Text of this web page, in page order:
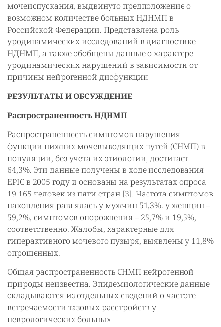
мочеиспускания, выдвинуто предположение о
возможном количестве больных НДНМП в
Российской Федерации. Представлена роль
уродинамических исследований в диагностике
НДНМП, а также обобщены данные о характере
уродинамических нарушений в зависимости от
причины нейрогенной дисфункции
РЕЗУЛЬТАТЫ И ОБСУЖДЕНИЕ
Распространенность НДНМП
Распространенность симптомов нарушения
функции нижних мочевыводящих путей (СНМП) в
популяции, без учета их этиологии, достигает
64,3%. Эти данные получены в ходе исследования
EPIC в 2005 году и основаны на результатах опроса
19 165 человек из пяти стран [3]. Частота симптомов
накопления равнялась у мужчин 51,3%. у женщин –
59,2%, симптомов опорожнения – 25,7% и 19,5%,
соответственно. Жалобы, характерные для
гиперактивного мочевого пузыря, выявлены у 11,8%
опрошенных.
Общая распространенность СНМП нейрогенной
природы неизвестна. Эпидемиологические данные
складываются из отдельных cведений о частоте
встречаемости тазовых расстройств у
неврологических больных